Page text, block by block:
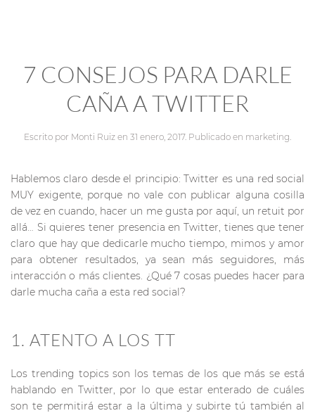
7 CONSEJOS PARA DARLE
CAÑA A TWITTER
Escrito por Monti Ruiz en 31 enero, 2017. Publicado en marketing
Hablemos claro desde el principio: Twitter es una red social
MUY exigente, porque no vale con publicar alguna cosilla
de vez en cuando, hacer un me gusta por aquí, un retuit por
allá… Si quieres tener presencia en Twitter, tienes que tener
claro que hay que dedicarle mucho tiempo, mimos y amor
para obtener resultados, ya sean más seguidores, más
interacción o más clientes. ¿Qué 7 cosas puedes hacer para
darle mucha caña a esta red social?
1. ATENTO A LOS TT
Los trending topics son los temas de los que más se está
hablando en Twitter, por lo que estar enterado de cuáles
son te permitirá estar a la última y subirte tú también al